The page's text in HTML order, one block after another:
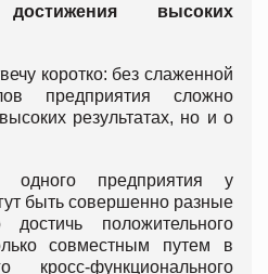
высоких
коротко: без слаженной
предприятия сложно
результатах, но и о
одного предприятия у
быть совершенно разные
положительного
совместным путем в
кросс-функционального